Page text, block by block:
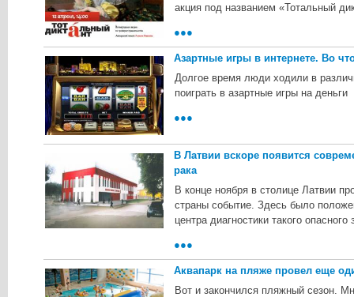
акция под названием «Тотальный
●●●
Азартные игры в интернете. Во
Долгое время люди ходили в
поиграть в азартные игры на деньги
●●●
В Латвии вскоре появится
рака
В конце ноября в столице Латвии
страны событие. Здесь было
центра диагностики такого
●●●
Аквапарк на пляже провел еще
Вот и закончился пляжный сезон.